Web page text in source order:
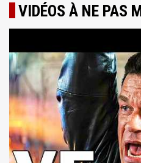
VIDÉOS À NE PAS